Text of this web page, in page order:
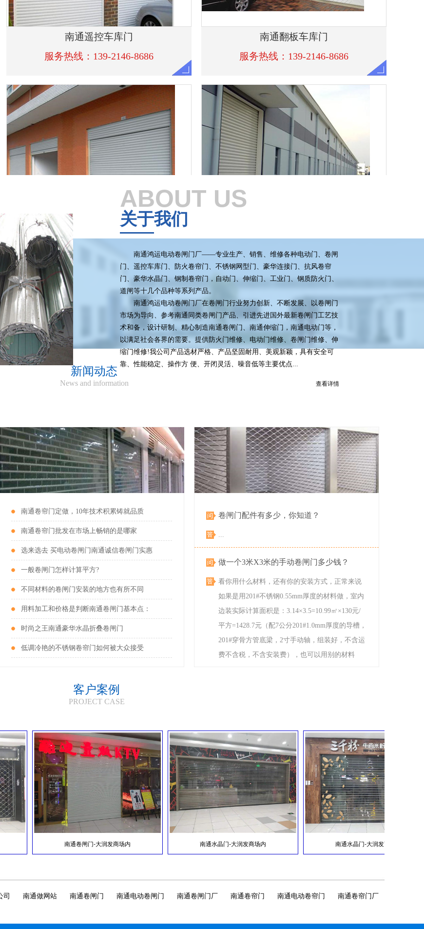
南通遥控车库门
服务热线：139-2146-8686
南通翻板车库门
服务热线：139-2146-8686
南通抗风卷帘门
服务热线：139-2146-8686
南通电动卷闸门
服务热线：139-2146-8686
南通卷闸门
南通遥控车库门
服务热线：139-2146-8686
南通翻板车库门
服务热线：139-2146-8686
ABOUT US
关于我们
南通鸿运电动卷闸门厂——专业生产、销售、维修各种电动门、卷闸
门、遥控车库门、防火卷帘门、不锈钢网型门、豪华连接门、抗风卷帘
门、豪华水晶门、钢制卷帘门，自动门、伸缩门、工业门、钢质防火门、
道闸等十几个品种等系列产品。
南通鸿运电动卷闸门厂在卷闸门行业努力创新、不断发展、以卷闸门
市场为导向、参考南通同类卷闸门产品、引进先进国外最新卷闸门工艺技
术和备，设计研制、精心制造南通卷闸门、南通伸缩门，南通电动门等，
以满足社会各界的需要。提供防火门维修、电动门维修、卷闸门维修、伸
缩门维修!我公司产品选材严格、产品坚固耐用、美观新颖，具有安全可
靠、性能稳定、操作方 便、开闭灵活、噪音低等主要优点...
查看详情
新闻动态
News and information
南通卷帘门定做，10年技术积累铸就品质
南通卷帘门批发在市场上畅销的是哪家
选来选去 买电动卷闸门南通诚信卷闸门实惠
一般卷闸门怎样计算平方?
不同材料的卷闸门安装的地方也有所不同
用料加工和价格是判断南通卷闸门基本点：
时尚之王南通豪华水晶折叠卷闸门
低调冷艳的不锈钢卷帘门如何被大众接受
电动卷闸门与卷帘门有什么不同？
...
做一个3米x3米的手动卷闸门多少钱？
如果是用201#不锈钢0.55mm厚度的材料做，室内
边装实际计算面积是：3.14×3.5=10.99㎡×130元/
平方=1428.7元（配7公分201#1.0mm厚度的导槽，
201#穿骨方管底梁，2寸手动轴，组装好，不含运
费不含税，不含安装费），也可以用别的材料
做...
的门。适用于商业门面、车库、商场、医院、厂
矿企业等公共场所或住宅。尤其是门洞较大，方
便装置地面门体的地方起到方便、快捷开启作
用。如用于车库门、商场防火电动卷闸门飞机库
门。...
南通哪里有卖自动车库门的厂家？
为您提供安全的保障是我们的义务!诚信门业为您
客户案例
PROJECT CASE
南通卷闸门-大润发商场内 南通水晶门-大润发商场内 南通水晶门-大润发商场内
司 南通做网站 南通卷闸门 南通电动卷闸门 南通卷闸门厂 南通卷帘门 南通电动卷帘门 南通卷帘门厂